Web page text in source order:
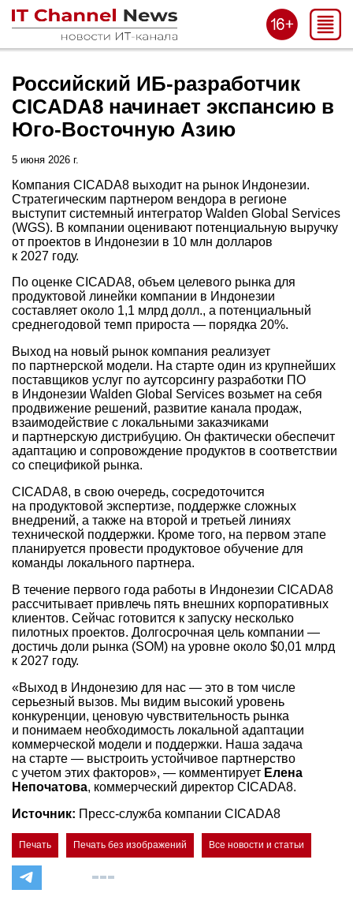
Российский ИБ-разработчик
CICADA8 начинает экспансию в
Юго-Восточную Азию
5 июня 2026 г.
Компания CICADA8 выходит на рынок Индонезии.
Стратегическим партнером вендора в регионе
выступит системный интегратор Walden Global Services
(WGS). В компании оценивают потенциальную выручку
от проектов в Индонезии в 10 млн долларов
к 2027 году.
По оценке CICADA8, объем целевого рынка для
продуктовой линейки компании в Индонезии
составляет около 1,1 млрд долл., а потенциальный
среднегодовой темп прироста — порядка 20%.
Выход на новый рынок компания реализует
по партнерской модели. На старте один из крупнейших
поставщиков услуг по аутсорсингу разработки ПО
в Индонезии Walden Global Services возьмет на себя
продвижение решений, развитие канала продаж,
взаимодействие с локальными заказчиками
и партнерскую дистрибуцию. Он фактически обеспечит
адаптацию и сопровождение продуктов в соответствии
со спецификой рынка.
CICADA8, в свою очередь, сосредоточится
на продуктовой экспертизе, поддержке сложных
внедрений, а также на второй и третьей линиях
технической поддержки. Кроме того, на первом этапе
планируется провести продуктовое обучение для
команды локального партнера.
В течение первого года работы в Индонезии CICADA8
рассчитывает привлечь пять внешних корпоративных
клиентов. Сейчас готовится к запуску несколько
пилотных проектов. Долгосрочная цель компании —
достичь доли рынка (SOM) на уровне около $0,01 млрд
к 2027 году.
«Выход в Индонезию для нас — это в том числе
серьезный вызов. Мы видим высокий уровень
конкуренции, ценовую чувствительность рынка
и понимаем необходимость локальной адаптации
коммерческой модели и поддержки. Наша задача
на старте — выстроить устойчивое партнерство
с учетом этих факторов», — комментирует Елена
Непочатова, коммерческий директор CICADA8.
Источник: Пресс-служба компании CICADA8
Печать Печать без изображений Все новости и статьи